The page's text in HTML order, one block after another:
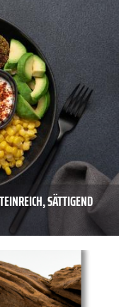
SÄTTIGEND